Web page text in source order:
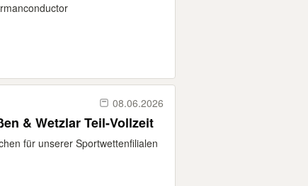
08.06.2026
& Wetzlar Teil-Vollzeit
für unserer Sportwettenfilialen